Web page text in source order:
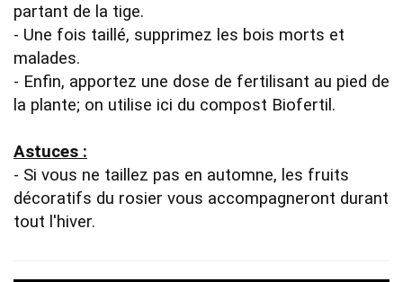
partant de la tige.
- Une fois taillé, supprimez les bois morts et
malades.
- Enfin, apportez une dose de fertilisant au pied de
la plante; on utilise ici du compost Biofertil.
Astuces :
- Si vous ne taillez pas en automne, les fruits
décoratifs du rosier vous accompagneront durant
tout l'hiver.